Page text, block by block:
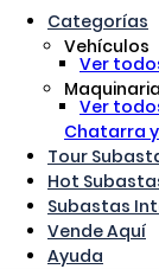
Categorías
Vehículos
Ver
Ver
Chatarra
Tour
Hot
Subastas
Vende Aquí
Ayuda